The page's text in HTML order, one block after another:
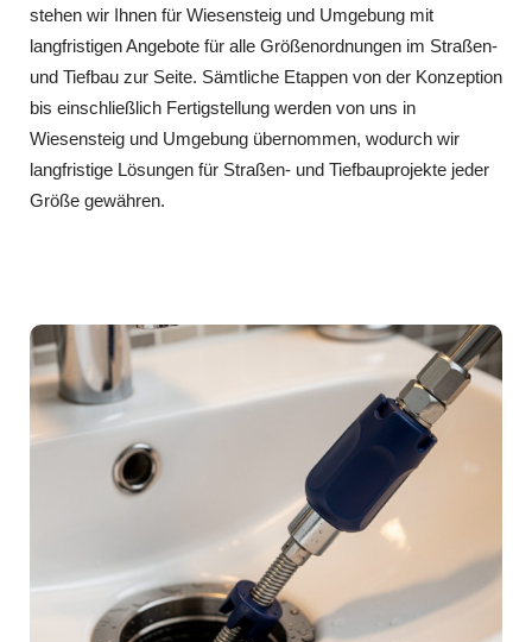
stehen wir Ihnen für Wiesensteig und Umgebung mit
langfristigen Angebote für alle Größenordnungen im Straßen-
und Tiefbau zur Seite. Sämtliche Etappen von der Konzeption
bis einschließlich Fertigstellung werden von uns in
Wiesensteig und Umgebung übernommen, wodurch wir
langfristige Lösungen für Straßen- und Tiefbauprojekte jeder
Größe gewähren.